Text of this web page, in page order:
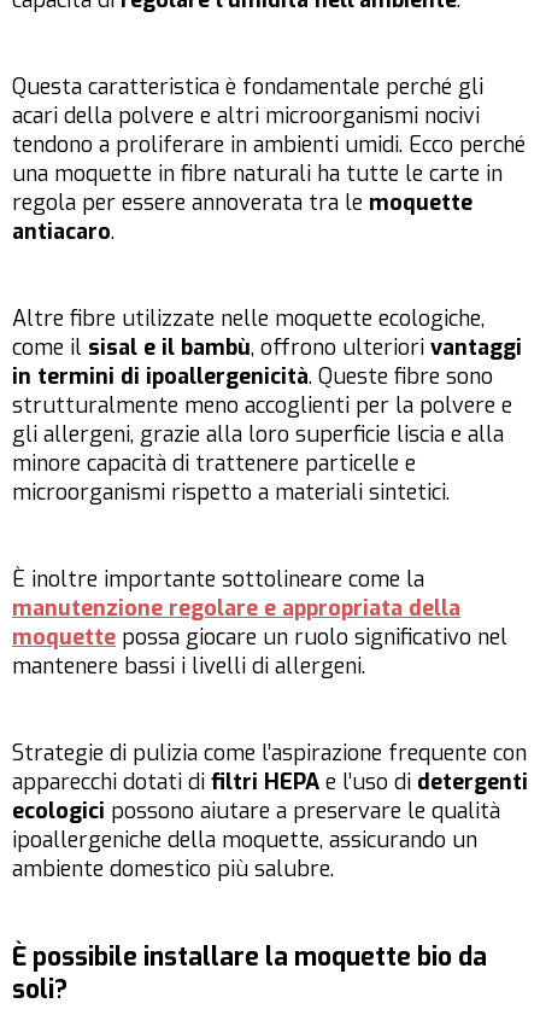
Questa caratteristica è fondamentale perché gli
acari della polvere e altri microorganismi nocivi
tendono a proliferare in ambienti umidi. Ecco perché
una moquette in fibre naturali ha tutte le carte in
regola per essere annoverata tra le moquette
antiacaro.
Altre fibre utilizzate nelle moquette ecologiche,
come il sisal e il bambù, offrono ulteriori vantaggi
in termini di ipoallergenicità. Queste fibre sono
strutturalmente meno accoglienti per la polvere e
gli allergeni, grazie alla loro superficie liscia e alla
minore capacità di trattenere particelle e
microorganismi rispetto a materiali sintetici.
È inoltre importante sottolineare come la
manutenzione regolare e appropriata della
moquette possa giocare un ruolo significativo nel
mantenere bassi i livelli di allergeni.
Strategie di pulizia come l’aspirazione frequente con
apparecchi dotati di filtri HEPA e l’uso di detergenti
ecologici possono aiutare a preservare le qualità
ipoallergeniche della moquette, assicurando un
ambiente domestico più salubre.
È possibile installare la moquette bio da
soli?